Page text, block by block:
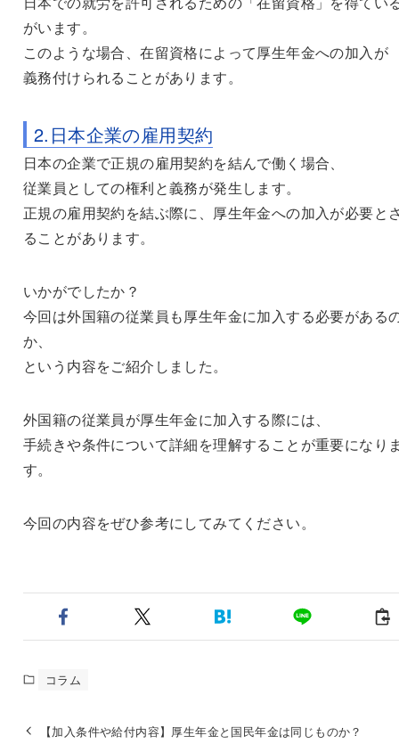
がいます。
このような場合、在留資格によって厚生年金への加入が
義務付けられることがあります。
2.日本企業の雇用契約
日本の企業で正規の雇用契約を結んで働く場合、
従業員としての権利と義務が発生します。
正規の雇用契約を結ぶ際に、厚生年金への加入が必要と
ることがあります。
いかがでしたか？
今回は外国籍の従業員も厚生年金に加入する必要がある
か、
という内容をご紹介しました。
外国籍の従業員が厚生年金に加入する際には、
手続きや条件について詳細を理解することが重要になり
す。
今回の内容をぜひ参考にしてみてください。
コラム
【加入条件や給付内容】厚生年金と国民年金は同じものか？